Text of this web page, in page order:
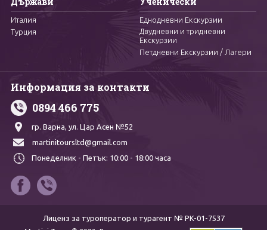
Италия
Турция
Еднодневни Екскурзии
Двудневни и тридневни
Екскурзии
Петдневни Екскурзии / Лагери
Информация за контакти
0894 466 775
гр. Варна, ул. Цар Асен №52
martinitoursltd@gmail.com
Понеделник - Петък: 10:00 - 18:00 часа
Лиценз за туроператор и турагент № PK-01-7537